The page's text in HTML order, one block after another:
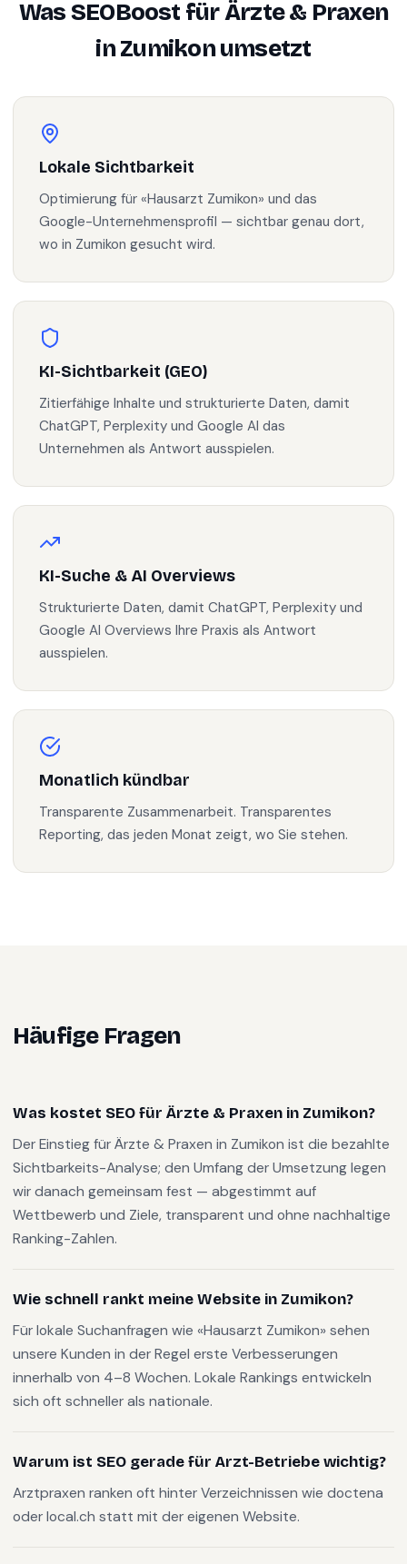
Was SEOBoost fürÄrzte & Praxen
inZumikonumsetzt
Lokale Sichtbarkeit
Optimierung für «Hausarzt Zumikon» und das
Google-Unternehmensprofil — sichtbar genau dort,
wo in Zumikon gesucht wird.
KI-Sichtbarkeit (GEO)
Zitierfähige Inhalte und strukturierte Daten, damit
ChatGPT, Perplexity und Google AI das
Unternehmen als Antwort ausspielen.
KI-Suche & AI Overviews
Strukturierte Daten, damit ChatGPT, Perplexity und
Google AI Overviews Ihre Praxis als Antwort
ausspielen.
Monatlich kündbar
Transparente Zusammenarbeit. Transparentes
Reporting, das jeden Monat zeigt, wo Sie stehen.
Häufige Fragen
Was kostet SEO für Ärzte & Praxen in Zumikon?
Der Einstieg für Ärzte & Praxen in Zumikon ist die bezahlte
Sichtbarkeits-Analyse; den Umfang der Umsetzung legen
wir danach gemeinsam fest — abgestimmt auf
Wettbewerb und Ziele, transparent und ohne nachhaltige
Ranking-Zahlen.
Wie schnell rankt meine Website in Zumikon?
Für lokale Suchanfragen wie «Hausarzt Zumikon» sehen
unsere Kunden in der Regel erste Verbesserungen
innerhalb von 4–8 Wochen. Lokale Rankings entwickeln
sich oft schneller als nationale.
Warum ist SEO gerade für Arzt-Betriebe wichtig?
Arztpraxen ranken oft hinter Verzeichnissen wie doctena
oder local.ch statt mit der eigenen Website.